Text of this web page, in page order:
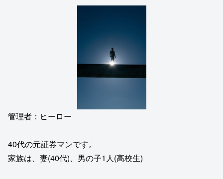
管理者：ヒーロー
40代の元証券マンです。
家族は、妻(40代)、男の子1人(高校生)